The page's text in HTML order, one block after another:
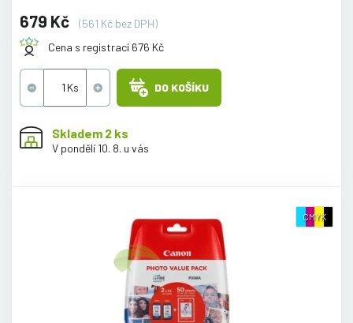
679 Kč
(561 Kč bez DPH)
Cena s registrací 676 Kč
DO KOŠÍKU
Skladem 2 ks
V pondělí 10. 8. u vás
CMYK